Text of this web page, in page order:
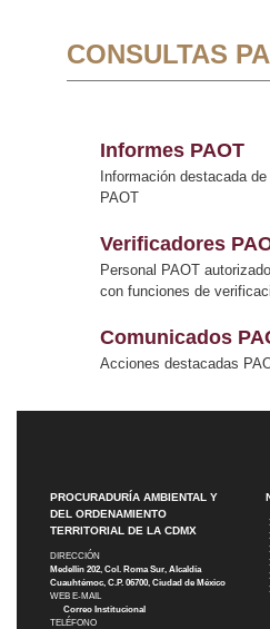
CONSULTAS
Informes PAOT
Información destacada
PAOT
Verificadores
Personal PAOT autorizado
con funciones de
Comunicados
Acciones destacadas
PROCURADURÍA AMBIENTAL Y
DEL ORDENAMIENTO
TERRITORIAL DE LA CDMX
DIRECCIÓN
Medellín 202, Col. Roma Sur, Alcaldía
Cuauhtémoc, C.P. 06700, Ciudad de México
WEB E-MAIL
Correo Institucional
TELÉFONO